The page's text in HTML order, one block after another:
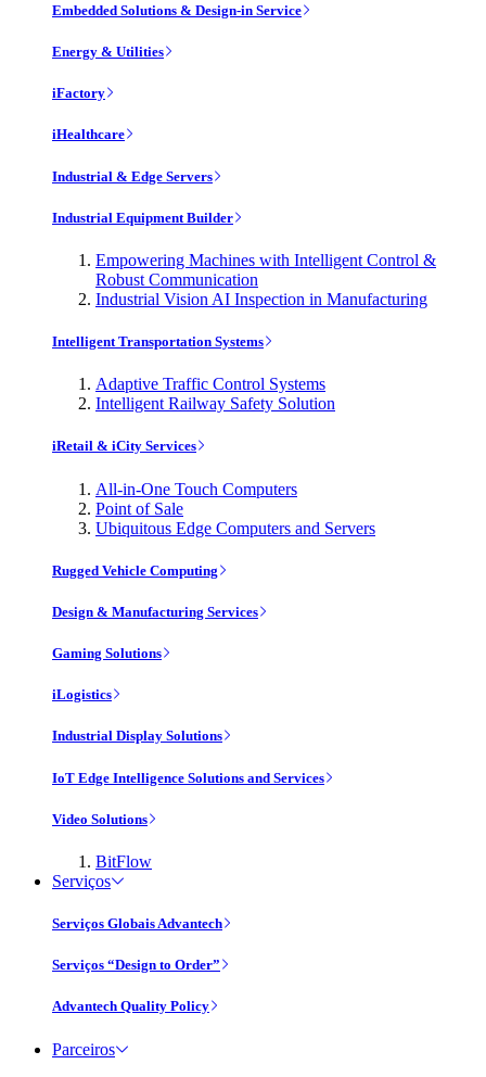
Embedded Solutions & Design-in Service
Energy & Utilities
iFactory
iHealthcare
Industrial & Edge Servers
Industrial Equipment Builder
Empowering Machines with Intelligent Control &
Robust Communication
Industrial Vision AI Inspection in Manufacturing
Intelligent Transportation Systems
Adaptive Traffic Control Systems
Intelligent Railway Safety Solution
iRetail & iCity Services
All-in-One Touch Computers
Point of Sale
Ubiquitous Edge Computers and Servers
Rugged Vehicle Computing
Design & Manufacturing Services
Gaming Solutions
iLogistics
Industrial Display Solutions
IoT Edge Intelligence Solutions and Services
Video Solutions
BitFlow
Serviços
Serviços Globais Advantech
Serviços “Design to Order”
Advantech Quality Policy
Parceiros